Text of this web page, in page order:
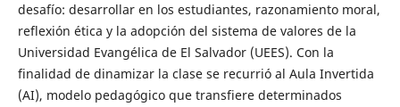
desafío: desarrollar en los estudiantes, razonamiento moral,
reflexión ética y la adopción del sistema de valores de la
Universidad Evangélica de El Salvador (UEES). Con la
finalidad de dinamizar la clase se recurrió al Aula Invertida
(AI), modelo pedagógico que transfiere determinados